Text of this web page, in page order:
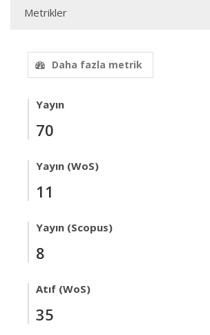
Metrikler
Daha fazla metrik
Yayın
70
Yayın (WoS)
11
Yayın (Scopus)
8
Atıf (WoS)
35